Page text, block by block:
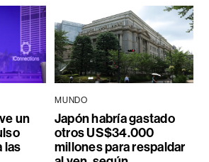
un
las
MUNDO
Japón habría gastado
otros US$34.000
millones para respaldar